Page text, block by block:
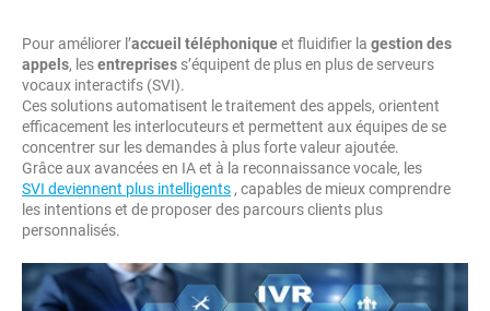
Pour améliorer l’accueil téléphoniqueet fluidifier la gestion des
appels, lesentreprises s’équipent de plus en plus de serveurs
vocaux interactifs (SVI).
Ces solutions automatisent le traitement des appels, orientent
efficacement les interlocuteurs et permettent aux équipes de se
concentrer sur les demandes à plus forte valeur ajoutée.
Grâce aux avancées en IA et à la reconnaissance vocale, les
SVI deviennent plus intelligents , capables de mieux comprendre
les intentions et de proposer des parcours clients plus
personnalisés.